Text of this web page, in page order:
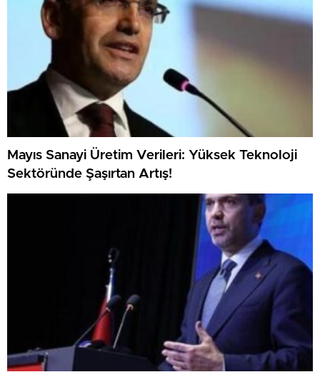
Mayıs Sanayi Üretim Verileri: Yüksek Teknoloji
Sektöründe Şaşırtan Artış!